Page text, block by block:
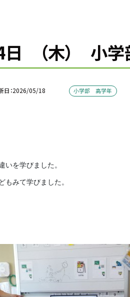
日 （木） 小
日 2026/05/18 小学部 高学年
いを学びました。
もみて学びました。